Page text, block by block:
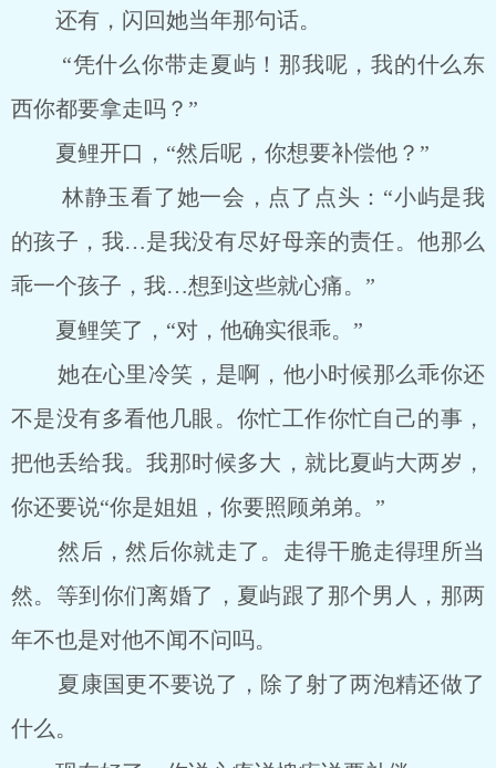
还有，闪回她当年那句话。
“凭什么你带走夏屿！那我呢，我的什么东
西你都要拿走吗？”
夏鲤开口，“然后呢，你想要补偿他？”
林静玉看了她一会，点了点头：“小屿是我
的孩子，我…是我没有尽好母亲的责任。他那么
乖一个孩子，我…想到这些就心痛。”
夏鲤笑了，“对，他确实很乖。”
她在心里冷笑，是啊，他小时候那么乖你还
不是没有多看他几眼。你忙工作你忙自己的事，
把他丢给我。我那时候多大，就比夏屿大两岁，
你还要说“你是姐姐，你要照顾弟弟。”
然后，然后你就走了。走得干脆走得理所当
然。等到你们离婚了，夏屿跟了那个男人，那两
年不也是对他不闻不问吗。
夏康国更不要说了，除了射了两泡精还做了
什么。